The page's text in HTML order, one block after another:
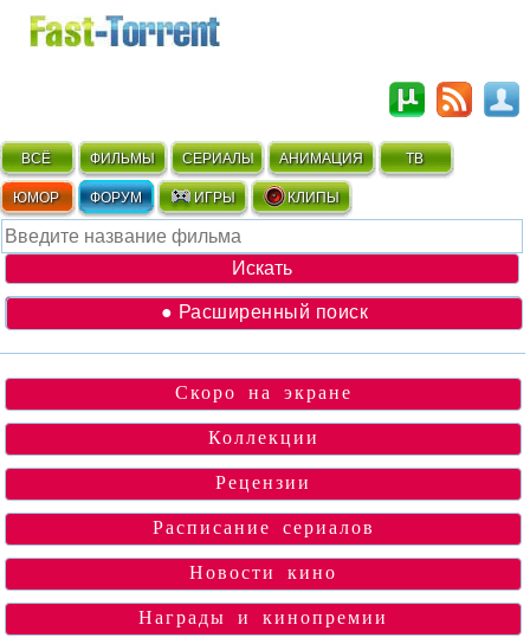
ВСЁ ФИЛЬМЫ СЕРИАЛЫ АНИМАЦИЯ ТВ
ЮМОР ФОРУМ ИГРЫ КЛИПЫ
● Расширенный поиск
Скоро на экране
Коллекции
Рецензии
Расписание сериалов
Новости кино
Награды и кинопремии